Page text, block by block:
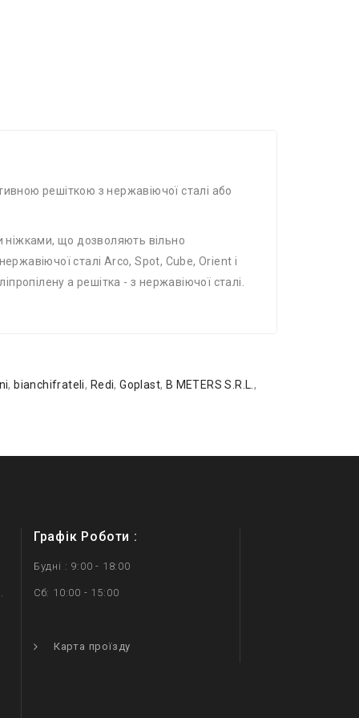
решіткою з нержавіючої сталі або
що дозволяють вільно
сталі Arco, Spot, Cube, Orient і
а решітка - з нержавіючої сталі.
, bianchifrateli, Redi,Goplast, B METERS S.R.L. ,
Графік Роботи :
Будні : 9:00 - 18:00
Сб: 10:00 - 15:00
Карта проїзду